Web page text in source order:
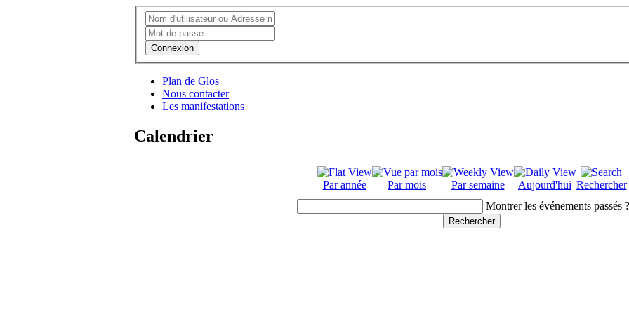
Connexion
Plan de Glos
Nous contacter
Les manifestations
Calendrier
Par année Par mois Par semaine Aujourd'hui Rechercher
Montrer les événements passés ?